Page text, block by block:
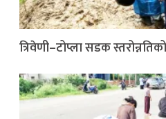
त्रिवेणी–टोप्ला सडक